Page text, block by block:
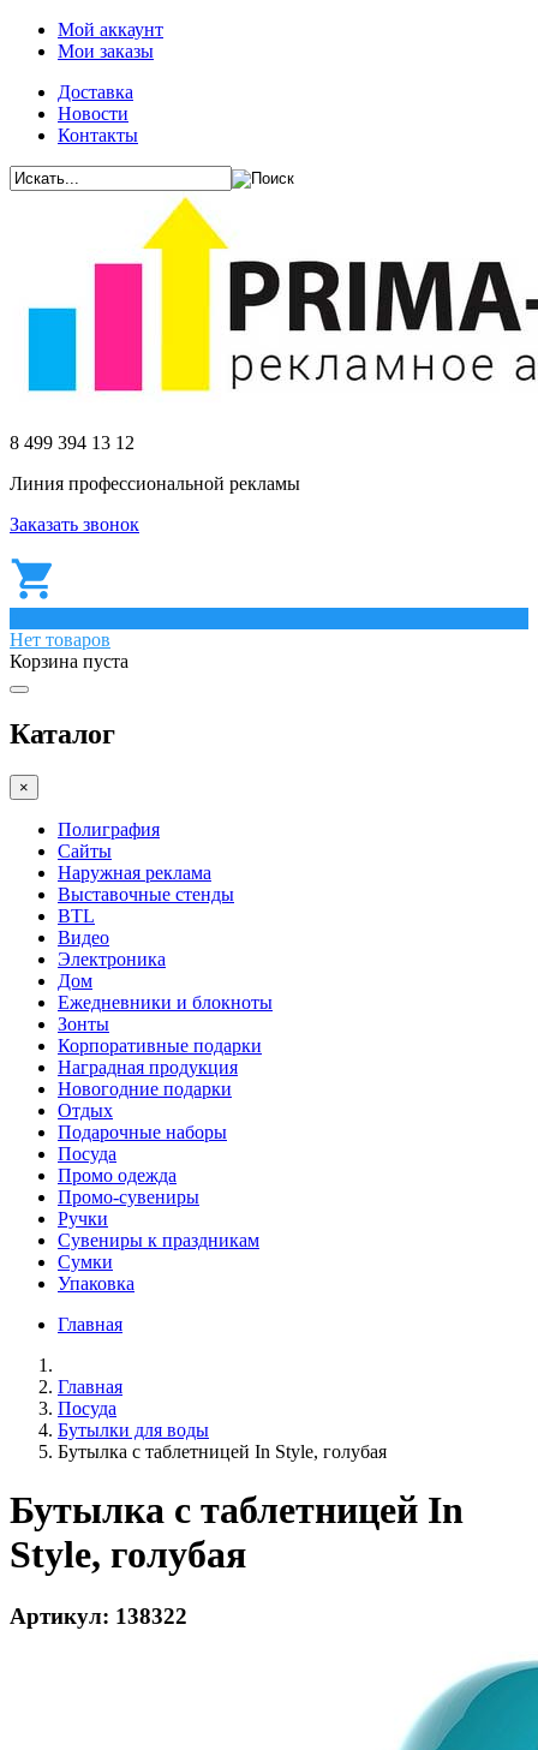
Мой аккаунт
Мои заказы
Доставка
Новости
Контакты
8 499 394 13 12
Линия профессиональной рекламы
Заказать звонок
Нет товаров
Корзина пуста
Каталог
×
Полиграфия
Сайты
Наружная реклама
Выставочные стенды
BTL
Видео
Электроника
Дом
Ежедневники и блокноты
Зонты
Корпоративные подарки
Наградная продукция
Новогодние подарки
Отдых
Подарочные наборы
Посуда
Промо одежда
Промо-сувениры
Ручки
Сувениры к праздникам
Сумки
Упаковка
Главная
Главная
Посуда
Бутылки для воды
Бутылка с таблетницей In Style, голубая
Бутылка с таблетницей In
Style, голубая
Артикул: 138322